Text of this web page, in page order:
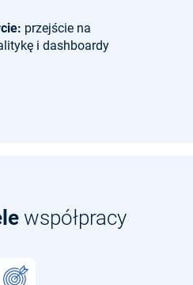
przejście na
i dashboardy
współpracy